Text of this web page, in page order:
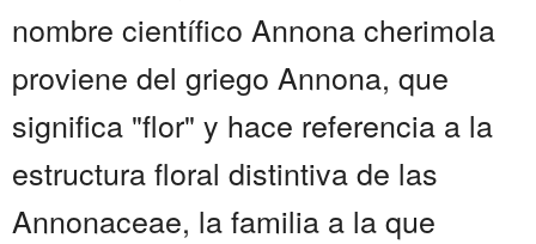
nombre científico Annona cherimola
proviene del griego Annona, que
significa "flor" y hace referencia a la
estructura floral distintiva de las
Annonaceae, la familia a la que